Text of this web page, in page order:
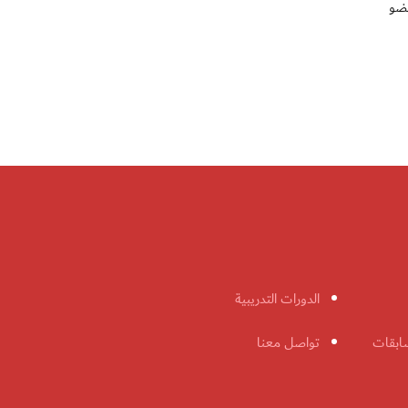
الدورات التدريبية
تواصل معنا